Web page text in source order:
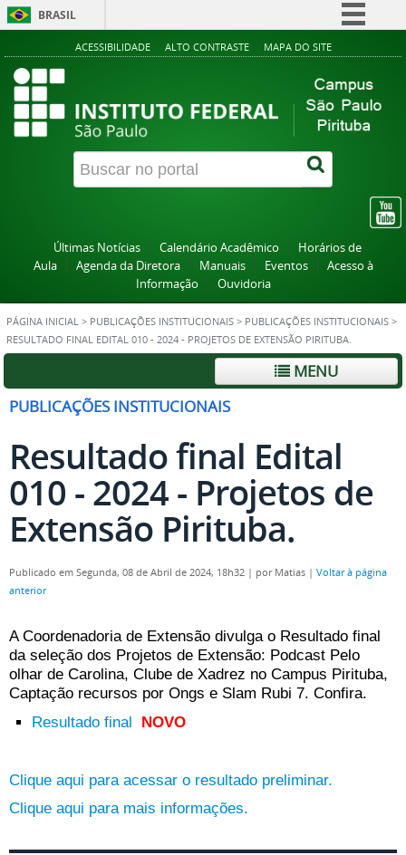
BRASIL
Simplifique!
Participe
Acesso à informação
Legislação
Canais
ACESSIBILIDADE ALTO CONTRASTE MAPA DO SITE
Últimas Notícias Calendário Acadêmico
Horários de
Aula
Agenda da Diretora Manuais Eventos
Acesso à
Informação
Ouvidoria
PÁGINA INICIAL > PUBLICAÇÕES INSTITUCIONAIS > PUBLICAÇÕES INSTITUCIONAIS >
RESULTADO FINAL EDITAL 010 - 2024 - PROJETOS DE EXTENSÃO PIRITUBA.
MENU
PUBLICAÇÕES INSTITUCIONAIS
Resultado final Edital
010 - 2024 - Projetos de
Extensão Pirituba.
Publicado em Segunda, 08 de Abril de 2024, 18h32 | por Matias | Voltar à página
anterior
A Coordenadoria de Extensão divulga o Resultado final
da seleção dos Projetos de Extensão: Podcast Pelo
olhar de Carolina, Clube de Xadrez no Campus Pirituba,
Captação recursos por Ongs e Slam Rubi 7. Confira.
Resultado final
NOVO
Clique aqui para acessar o resultado preliminar.
Clique aqui para mais informações.